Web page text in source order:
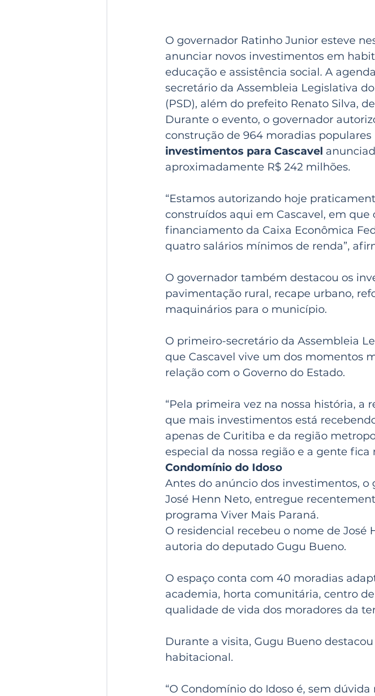
O governador Ratinho Junior esteve
anunciar novos investimentos em
educação e assistência social. A
secretário da Assembleia Legislativa
(PSD), além do prefeito Renato Silva,
Durante o evento, o governador
construção de 964 moradias
investimentos para Cascavel
aproximadamente R$ 242 milhões.
“Estamos autorizando hoje
construídos aqui em Cascavel, em
financiamento da Caixa Econômica
quatro salários mínimos de renda”,
O governador também destacou os
pavimentação rural, recape urbano,
maquinários para o município.
O primeiro-secretário da Assembleia
que Cascavel vive um dos momentos
relação com o Governo do Estado.
“Pela primeira vez na nossa história, a
que mais investimentos está
apenas de Curitiba e da região
especial da nossa região e a gente
Condomínio do Idoso
Antes do anúncio dos investimentos,
José Henn Neto, entregue
programa Viver Mais Paraná.
O residencial recebeu o nome de José
autoria do deputado Gugu Bueno.
O espaço conta com 40 moradias
academia, horta comunitária, centro
qualidade de vida dos moradores da
Durante a visita, Gugu Bueno
habitacional.
“O Condomínio do Idoso é, sem